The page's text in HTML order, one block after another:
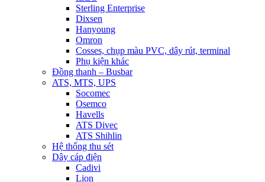
Sterling Enterprise
Dixsen
Hanyoung
Omron
Cosses, chụp màu PVC, dây rút, terminal
Phụ kiện khác
Đồng thanh – Busbar
ATS, MTS, UPS
Socomec
Osemco
Havells
ATS Divec
ATS Shihlin
Hệ thống thu sét
Dây cáp điện
Cadivi
Lion